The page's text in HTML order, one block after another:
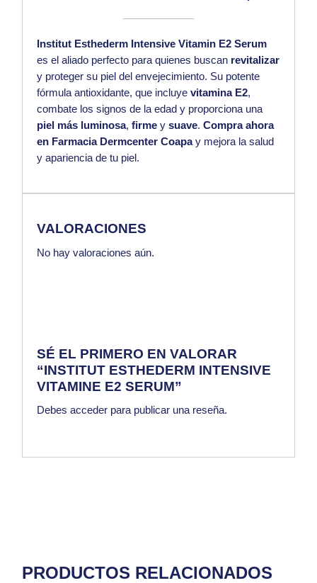
Institut Esthederm Intensive Vitamin E2 Serum
es el aliado perfecto para quienes buscan revitalizar
y proteger su piel del envejecimiento. Su potente
fórmula antioxidante, que incluyevitamina E2,
combate los signos de la edad y proporciona una
piel más luminosa,firme ysuave.Compra ahora
en Farmacia Dermcenter Coapay mejora la salud
y apariencia de tu piel.
VALORACIONES
No hay valoraciones aún.
SÉ EL PRIMERO EN VALORAR
“INSTITUT ESTHEDERM INTENSIVE
VITAMINE E2 SERUM”
Debesacceder para publicar una reseña.
PRODUCTOS RELACIONADOS